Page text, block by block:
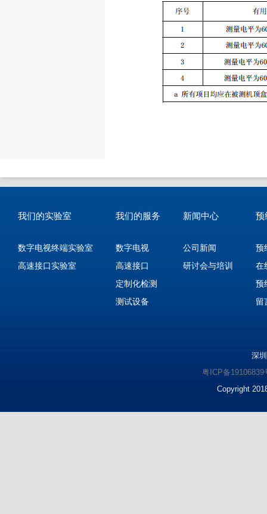
我们的实验室
数字电视终端实验室
高速接口实验室
我们的服务
数字电视
高速接口
定制化检测
测试设备
新闻中心
公司新闻
研讨会与培训
预
预
在
预
留
深
粤ICP备19106839
Copyright